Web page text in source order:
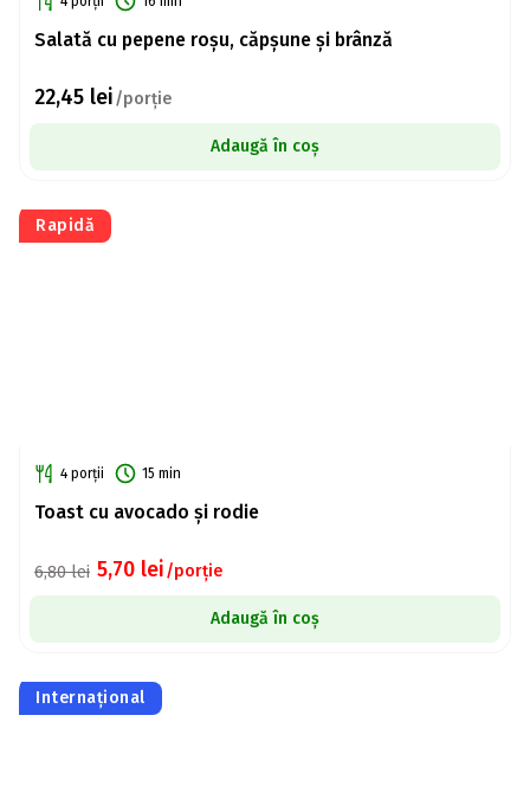
Salată cu pepene roșu, căpșune și brânză
22,45 lei/porție
Adaugă în coș
Rapidă
4 porții 15 min
Toast cu avocado și rodie
6,80lei 5,70 lei/porție
Adaugă în coș
Internațional